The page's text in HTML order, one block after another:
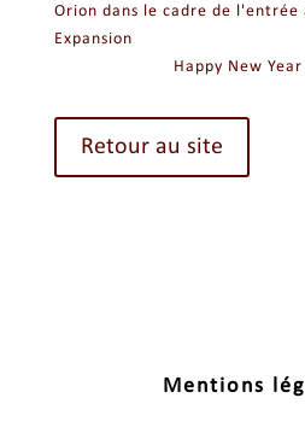
Orion dans le cadre de
Expansion
Happy New
Retour au site
Mentions